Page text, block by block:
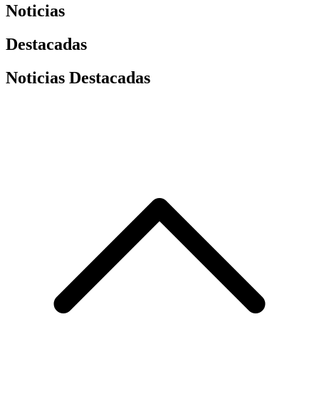
Noticias
Destacadas
Noticias Destacadas